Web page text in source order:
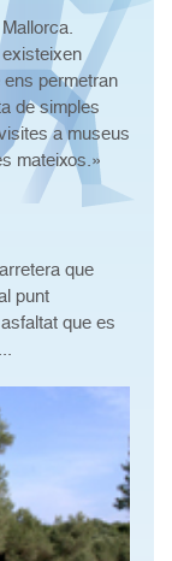
permetran
de simples
a museus
mateixos.»
que
punt
que es